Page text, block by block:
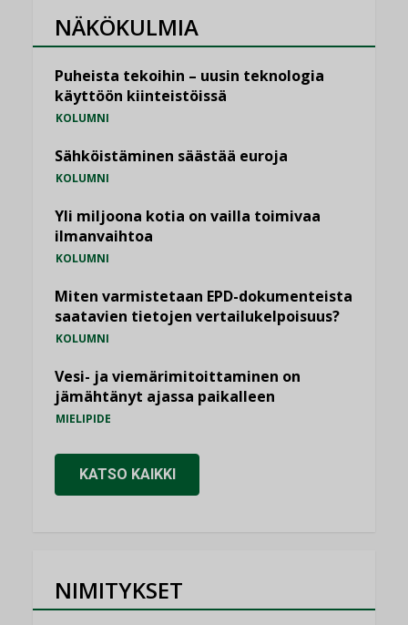
NÄKÖKULMIA
Puheista tekoihin – uusin teknologia
käyttöön kiinteistöissä
KOLUMNI
Sähköistäminen säästää euroja
KOLUMNI
Yli miljoona kotia on vailla toimivaa
ilmanvaihtoa
KOLUMNI
Miten varmistetaan EPD-dokumenteista
saatavien tietojen vertailukelpoisuus?
KOLUMNI
Vesi- ja viemärimitoittaminen on
jämähtänyt ajassa paikalleen
MIELIPIDE
KATSO KAIKKI
NIMITYKSET